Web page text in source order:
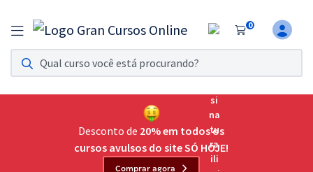
0
Assinatura Ilimitada 11
Acesso a todos os cursos. Teste grátis por 7 dias!
Assinatura OAB Até Passar
Acesso ilimitado a toda preparação para o Exame da
Desconto de 20% em todos os
cursos avulsos do site SÓ HOJE!
Comprar agora